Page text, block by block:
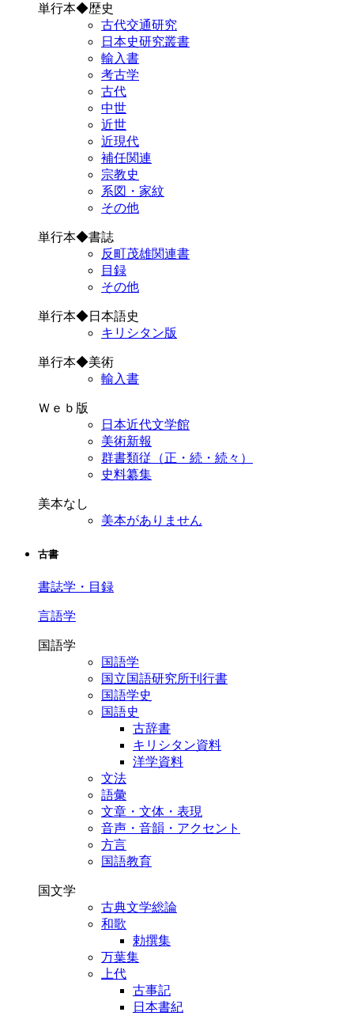
単行本◆歴史
古代交通研究
日本史研究叢書
輸入書
考古学
古代
中世
近世
近現代
補任関連
宗教史
系図・家紋
その他
単行本◆書誌
反町茂雄関連書
目録
その他
単行本◆日本語史
キリシタン版
単行本◆美術
輸入書
Ｗｅｂ版
日本近代文学館
美術新報
群書類従（正・続・続々）
史料纂集
美本なし
美本がありません
古書
書誌学・目録
言語学
国語学
国語学
国立国語研究所刊行書
国語学史
国語史
古辞書
キリシタン資料
洋学資料
文法
語彙
文章・文体・表現
音声・音韻・アクセント
方言
国語教育
国文学
古典文学総論
和歌
勅撰集
万葉集
上代
古事記
日本書紀